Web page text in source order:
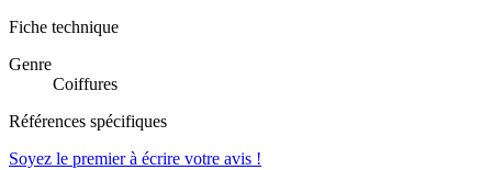
Fiche technique
Genre
Coiffures
Références spécifiques
Soyez le premier à écrire votre avis !